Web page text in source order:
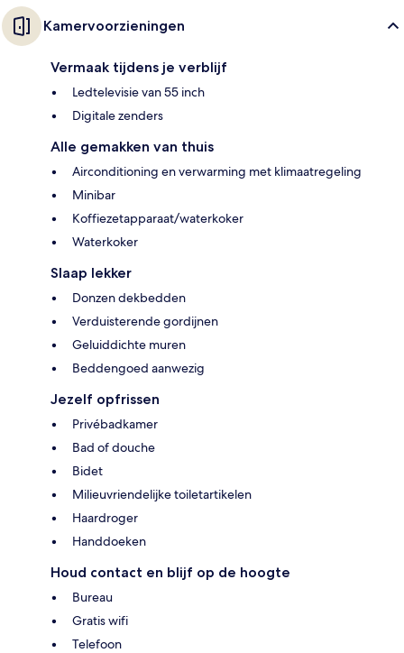
Kamervoorzieningen
Vermaak tijdens je verblijf
Ledtelevisie van 55 inch
Digitale zenders
Alle gemakken van thuis
Airconditioning en verwarming met klimaatregeling
Minibar
Koffiezetapparaat/waterkoker
Waterkoker
Slaap lekker
Donzen dekbedden
Verduisterende gordijnen
Geluiddichte muren
Beddengoed aanwezig
Jezelf opfrissen
Privébadkamer
Bad of douche
Bidet
Milieuvriendelijke toiletartikelen
Haardroger
Handdoeken
Houd contact en blijf op de hoogte
Bureau
Gratis wifi
Telefoon